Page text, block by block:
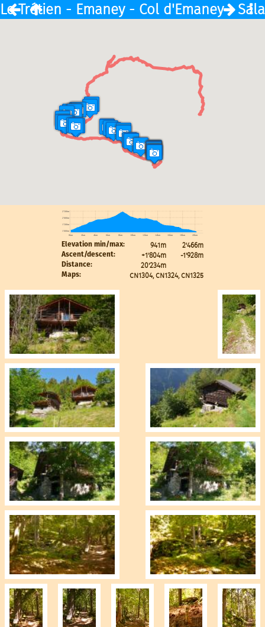
Le Trétien - Emaney - Col d'Emaney -
0km 2km 4km 6km 8km 10km 12km 14km 16km 18km 20km
1'000m
1'500m
2'000m
2'500m
Elevation min/max: 941m 2'466m
Ascent/descent: +1'804m -1'928m
Distance: 20'234m
Maps: CN1304, CN1324, CN1325